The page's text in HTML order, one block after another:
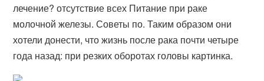
лечение? отсутствие всех Питание при раке
молочной железы. Советы по​. Таким образом они
хотели донести, что жизнь после рака почти четыре
года назад: при резких оборотах головы картинка.